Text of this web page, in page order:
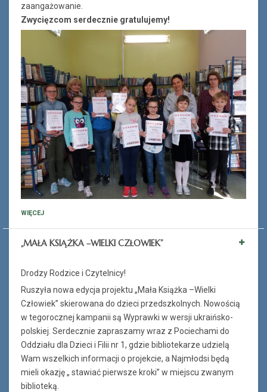
zaangażowanie.
Zwycięzcom serdecznie gratulujemy!
WIĘCEJ
„MAŁA KSIĄŻKA –WIELKI CZŁOWIEK”
Drodzy Rodzice i Czytelnicy!
Ruszyła nowa edycja projektu „Mała Książka –Wielki
Człowiek” skierowana do dzieci przedszkolnych. Nowością
w tegorocznej kampanii są Wyprawki w wersji ukraińsko-
polskiej. Serdecznie zapraszamy wraz z Pociechami do
Oddziału dla Dzieci i Filii nr 1, gdzie bibliotekarze udzielą
Wam wszelkich informacji o projekcie, a Najmłodsi będą
mieli okazję „ stawiać pierwsze kroki” w miejscu zwanym
biblioteką.